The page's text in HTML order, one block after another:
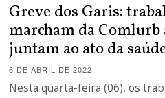
Greve dos Garis:
marcham da Comlurb
juntam ao ato da
6 DE ABRIL DE 2022
Nesta quarta-feira (06), os